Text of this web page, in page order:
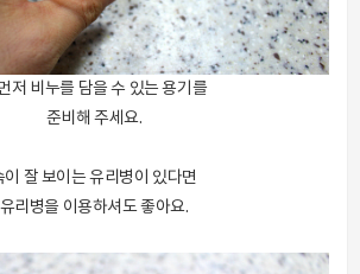
저 비누를 담을 수 있는 용기를
준비해 주세요.
이 잘 보이는 유리병이 있다면
유리병을 이용하셔도 좋아요.